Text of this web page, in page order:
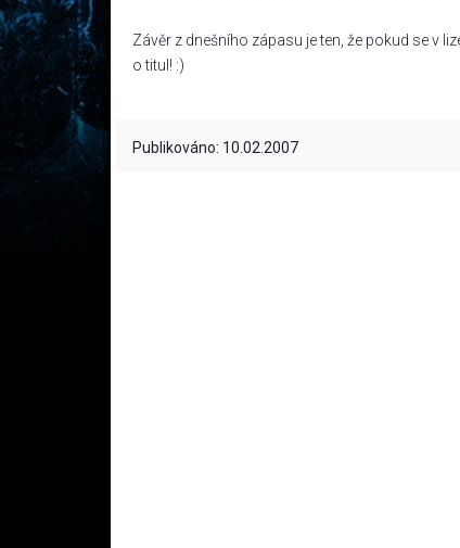
Závěr z dnešního zápasu je ten, že pokud se v
o titul! :)
Publikováno: 10.02.2007